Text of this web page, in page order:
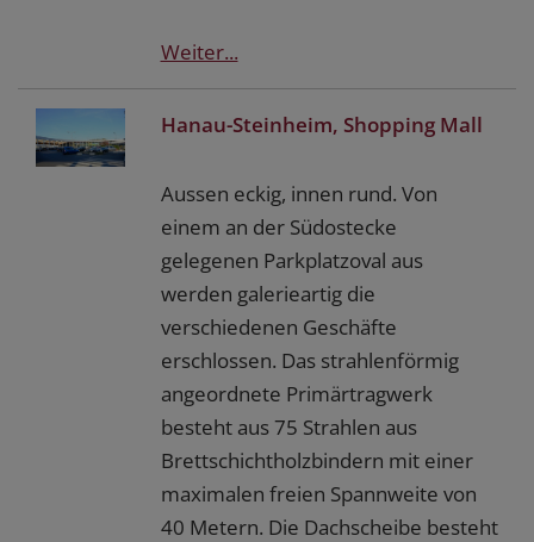
Weiter...
Hanau-Steinheim, Shopping Mall
Aussen eckig, innen rund. Von
einem an der Südostecke
gelegenen Parkplatzoval aus
werden galerieartig die
verschiedenen Geschäfte
erschlossen. Das strahlenförmig
angeordnete Primärtragwerk
besteht aus 75 Strahlen aus
Brettschichtholzbindern mit einer
maximalen freien Spannweite von
40 Metern. Die Dachscheibe besteht